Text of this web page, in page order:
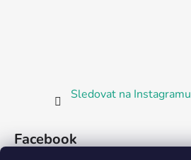
Sledovat na Instagramu
Facebook